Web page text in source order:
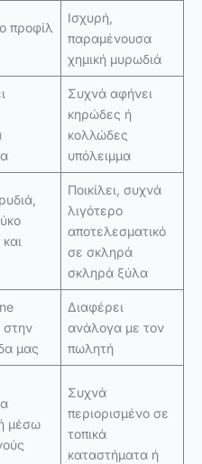
προφίλ
Ισχυρή,
παραμένουσα
χημική μυρωδιά
Συχνά αφήνει
κηρώδες ή
κολλώδες
υπόλειμμα
Ποικίλει, συχνά
λιγότερο
αποτελεσματικό
σε σκληρά
σκληρά ξύλα
μας
Διαφέρει
ανάλογα με τον
πωλητή
μέσω
Συχνά
περιορισμένο σε
τοπικά
καταστήματα ή